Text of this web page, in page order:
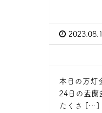
本日の万灯
24日の盂蘭
たくさ […]